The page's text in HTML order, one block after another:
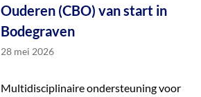
Ouderen (CBO) van start in
Bodegraven
28 mei 2026
Multidisciplinaire ondersteuning voor